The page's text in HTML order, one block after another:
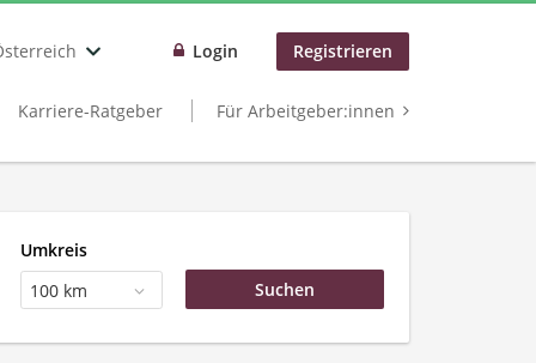
Login Registrieren
Karriere-Ratgeber Für Arbeitgeber:innen
Umkreis
100 km